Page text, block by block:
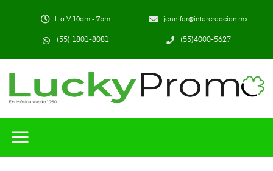
L a V 10am - 7pm jennifer@intercreacion.mx
(55) 1801-8081 (55)4000-5627